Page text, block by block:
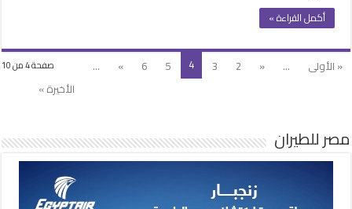
أكمل القراءة »
صفحة 4 من 10 « الأولى ...
«
2
3
4
5
6
»
...
الأخيرة »
مصر للطيران